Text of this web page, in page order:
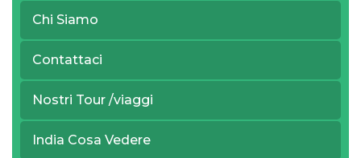
Chi Siamo
Contattaci
Nostri Tour /viaggi
India Cosa Vedere
Tag:cosa comprare
in Oman
COSA VEDERE